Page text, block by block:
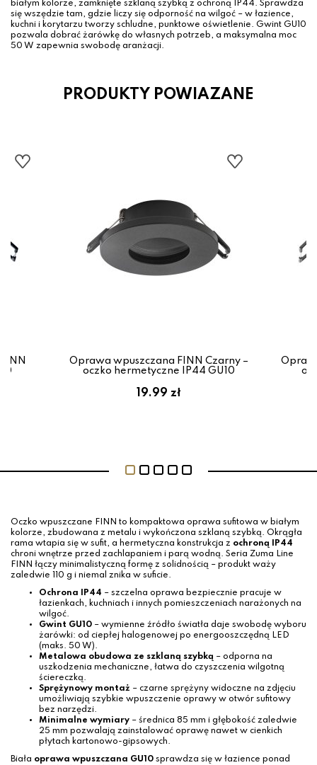
białym kolorze, zamknięte szklaną szybką z ochroną IP44. Sprawdza
się wszędzie tam, gdzie liczy się odporność na wilgoć – w łazience,
kuchni i korytarzu tworzy schludne, punktowe oświetlenie. Gwint GU10
pozwala dobrać żarówkę do własnych potrzeb, a maksymalna moc
50 W zapewnia swobodę aranżacji.
PRODUKTY POWIAZANE
Oprawa wpuszczana FINN Czarny –
oczko hermetyczne IP44 GU10
19.99 zł
Oczko wpuszczane FINN to kompaktowa oprawa sufitowa w białym
kolorze, zbudowana z metalu i wykończona szklaną szybką. Okrągła
rama wtapia się w sufit, a hermetyczna konstrukcja z ochroną IP44
chroni wnętrze przed zachlapaniem i parą wodną. Seria Zuma Line
FINN łączy minimalistyczną formę z solidnością – produkt waży
zaledwie 110 g i niemal znika w suficie.
Ochrona IP44 – szczelna oprawa bezpiecznie pracuje w
łazienkach, kuchniach i innych pomieszczeniach narażonych na
wilgoć.
Gwint GU10 – wymienne źródło światła daje swobodę wyboru
żarówki: od ciepłej halogenowej po energooszczędną LED
(maks. 50 W).
Metalowa obudowa ze szklaną szybką – odporna na
uszkodzenia mechaniczne, łatwa do czyszczenia wilgotną
ściereczką.
Sprężynowy montaż – czarne sprężyny widoczne na zdjęciu
umożliwiają szybkie wpuszczenie oprawy w otwór sufitowy
bez narzędzi.
Minimalne wymiary – średnica 85 mm i głębokość zaledwie
25 mm pozwalają zainstalować oprawę nawet w cienkich
płytach kartonowo-gipsowych.
Biała oprawa wpuszczana GU10 sprawdza się w łazience ponad